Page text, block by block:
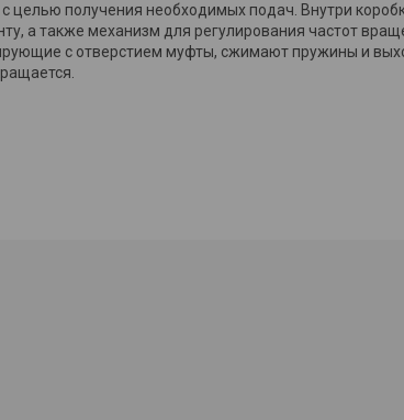
целью получения необходимых подач. Внутри
а также механизм для регулирования частот
с отверстием муфты, сжимают пружины и